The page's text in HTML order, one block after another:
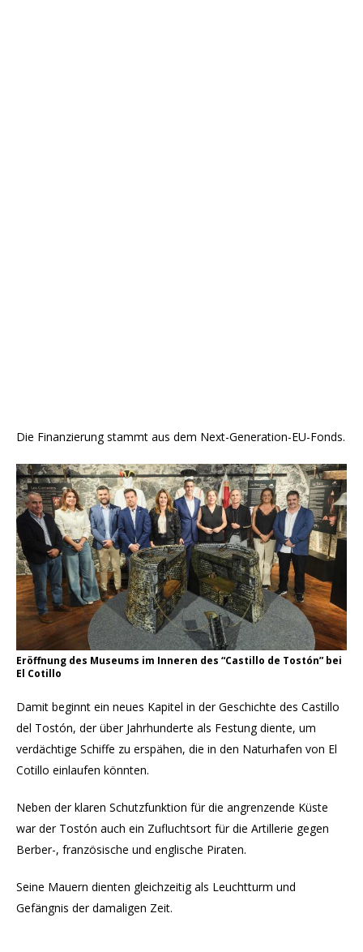
Die Finanzierung stammt aus dem Next-Generation-EU-Fonds.
Eröffnung des Museums im Inneren des “Castillo de Tostón” bei
El Cotillo
Damit beginnt ein neues Kapitel in der Geschichte des Castillo
del Tostón, der über Jahrhunderte als Festung diente, um
verdächtige Schiffe zu erspähen, die in den Naturhafen von El
Cotillo einlaufen könnten.
Neben der klaren Schutzfunktion für die angrenzende Küste
war der Tostón auch ein Zufluchtsort für die Artillerie gegen
Berber-, französische und englische Piraten.
Seine Mauern dienten gleichzeitig als Leuchtturm und
Gefängnis der damaligen Zeit.